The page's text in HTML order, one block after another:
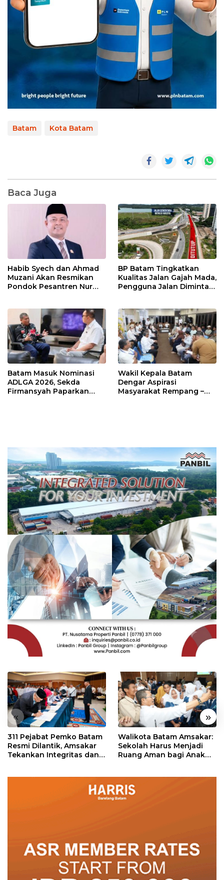
Batam Kota Batam
Baca Juga
Habib Syech dan Ahmad
Muzani Akan Resmikan
Pondok Pesantren Nur
BP Batam Tingkatkan
Kualitas Jalan Gajah Mada,
Pengguna Jalan Diminta
Batam Masuk Nominasi
ADLGA 2026, Sekda
Firmansyah Paparkan
Wakil Kepala Batam
Dengar Aspirasi
Masyarakat Rempang –
« »
311 Pejabat Pemko Batam
Resmi Dilantik, Amsakar
Tekankan Integritas dan
Walikota Batam Amsakar:
Sekolah Harus Menjadi
Ruang Aman bagi Anak